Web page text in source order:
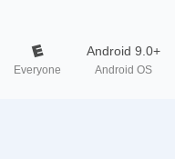
Everyone
Android 9.0+
Android OS